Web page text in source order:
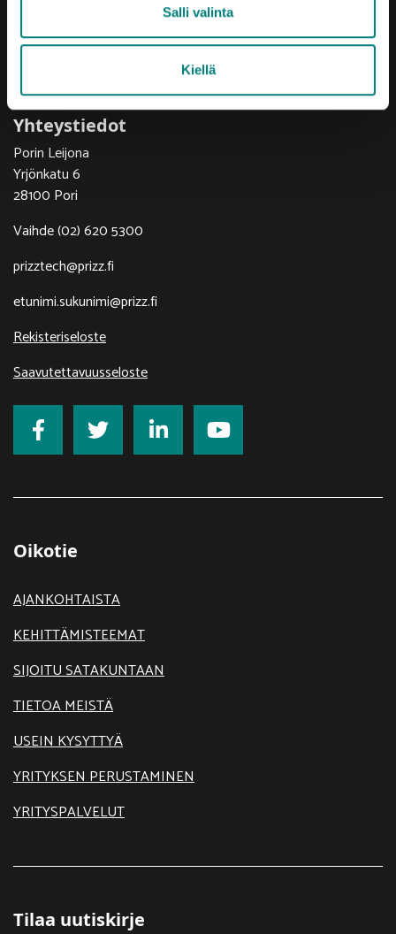
Salli valinta
Kiellä
Yhteystiedot
Porin Leijona
Yrjönkatu 6
28100 Pori
Vaihde (02) 620 5300
prizztech@prizz.fi
etunimi.sukunimi@prizz.fi
Rekisteriseloste
Saavutettavuusseloste
Oikotie
AJANKOHTAISTA
KEHITTÄMISTEEMAT
SIJOITU SATAKUNTAAN
TIETOA MEISTÄ
USEIN KYSYTTYÄ
YRITYKSEN PERUSTAMINEN
YRITYSPALVELUT
Tilaa uutiskirje